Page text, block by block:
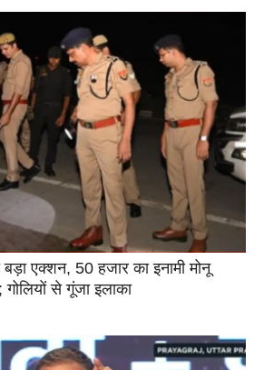
एक्शन, 50 हजार का इनामी मोनू
गोलियों से गूंजा इलाका